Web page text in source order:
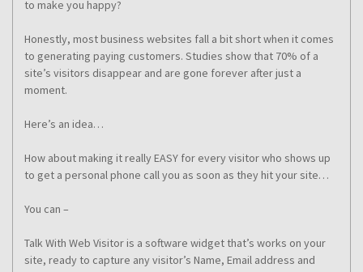
to make you happy?
Honestly, most business websites fall a bit short when it comes
to generating paying customers. Studies show that 70% of a
site’s visitors disappear and are gone forever after just a
moment.
Here’s an idea…
How about making it really EASY for every visitor who shows up
to get a personal phone call you as soon as they hit your site…
You can –
Talk With Web Visitor is a software widget that’s works on your
site, ready to capture any visitor’s Name, Email address and